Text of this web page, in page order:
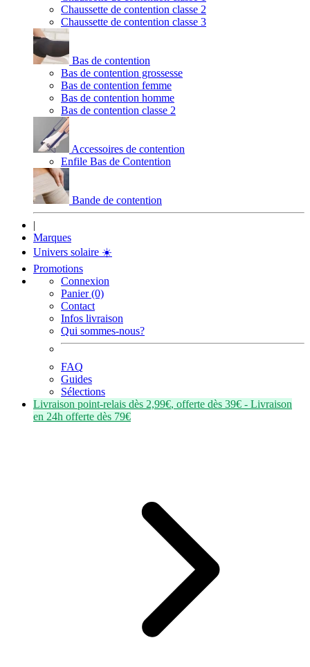
Chaussette de contention classe 2
Chaussette de contention classe 3
Bas de contention
Bas de contention grossesse
Bas de contention femme
Bas de contention homme
Bas de contention classe 2
Accessoires de contention
Enfile Bas de Contention
Bande de contention
|
Marques
Univers solaire ☀️
Promotions
Connexion
Panier (0)
Contact
Infos livraison
Qui sommes-nous?
FAQ
Guides
Sélections
Livraison point-relais dès 2,99€, offerte dès 39€ - Livraison
en 24h offerte dès 79€